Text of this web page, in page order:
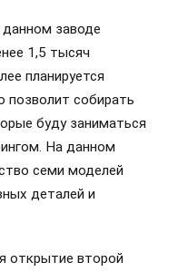
данном заводе
1,5 тысяч
планируется
позволит собирать
буду заниматься
На данном
семи моделей
деталей и
открытие второй